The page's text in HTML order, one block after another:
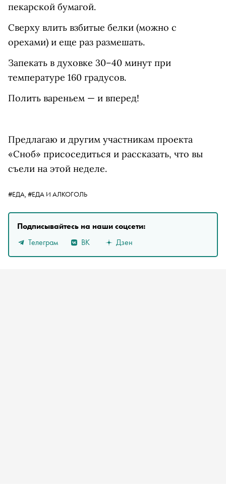
пекарской бумагой.
Сверху влить взбитые белки (можно с
орехами) и еще раз размешать.
Запекать в духовке 30–40 минут при
температуре 160 градусов.
Полить вареньем — и вперед!
Предлагаю и другим участникам проекта
«Сноб» присоседиться и рассказать, что вы
съели на этой неделе.
#ЕДА, #ЕДА И АЛКОГОЛЬ
Подписывайтесь на наши соцсети:
Телеграм
ВК Дзен